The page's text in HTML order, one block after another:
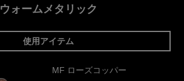
ウォームメタリック
使用アイテム
MF ローズコッパー